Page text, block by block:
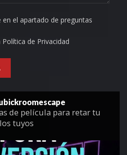
en el apartado de preguntas
de Privacidad
de película para retar tu
tuyos